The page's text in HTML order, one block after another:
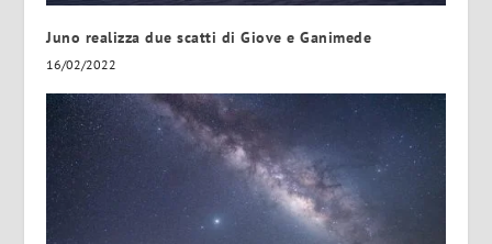
Juno realizza due scatti di Giove e Ganimede
16/02/2022